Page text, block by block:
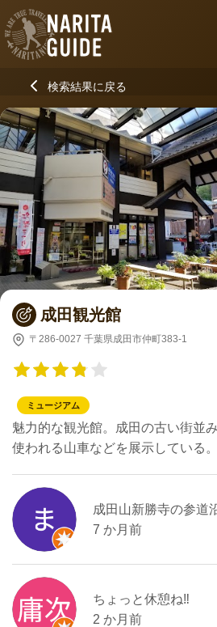
検索結果に戻る
成田観光館
〒286-0027 千葉県成田市仲町383-1
ミュージアム
魅力的な観光館。成田の古い街並
使われる山車などを展示している。
成田山新勝寺の参道
7 か月前
ちょっと休憩ね‼️
2 か月前